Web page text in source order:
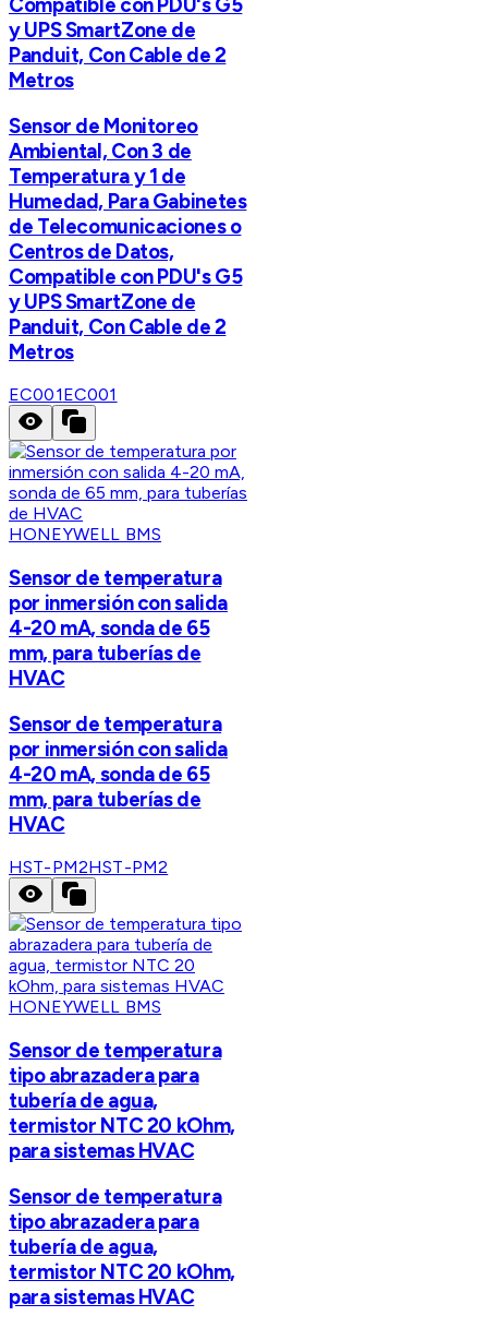
y UPS SmartZone de
Panduit, Con Cable de 2
Metros
Sensor de Monitoreo
Ambiental, Con 3 de
Temperatura y 1 de
Humedad, Para Gabinetes
de Telecomunicaciones o
Centros de Datos,
Compatible con PDU's G5
y UPS SmartZone de
Panduit, Con Cable de 2
Metros
EC001EC001
HONEYWELL BMS
Sensor de temperatura
por inmersión con salida
4-20 mA, sonda de 65
mm, para tuberías de
HVAC
Sensor de temperatura
por inmersión con salida
4-20 mA, sonda de 65
mm, para tuberías de
HVAC
HST-PM2HST-PM2
HONEYWELL BMS
Sensor de temperatura
tipo abrazadera para
tubería de agua,
termistor NTC 20 kOhm,
para sistemas HVAC
Sensor de temperatura
tipo abrazadera para
tubería de agua,
termistor NTC 20 kOhm,
para sistemas HVAC